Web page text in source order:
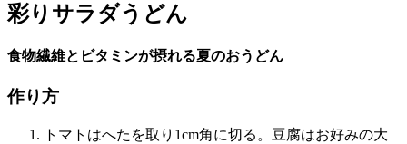
彩りサラダうどん
食物繊維とビタミンが摂れる夏のおうどん
作り方
トマトはへたを取り1cm角に切る。豆腐はお好みの大